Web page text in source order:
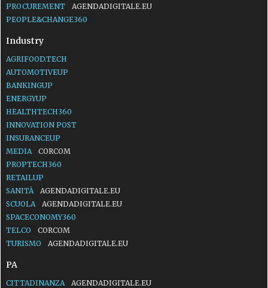
PROCUREMENT
AGENDADIGITALE.EU
PEOPLE&CHANGE360
Industry
AGRIFOOD.TECH
AUTOMOTIVEUP
BANKINGUP
ENERGYUP
HEALTHTECH360
INNOVATION POST
INSURANCEUP
MEDIA
CORCOM
PROPTECH360
RETAILUP
SANITÀ
AGENDADIGITALE.EU
SCUOLA
AGENDADIGITALE.EU
SPACECONOMY360
TELCO
CORCOM
TURISMO
AGENDADIGITALE.EU
PA
CITTADINANZA
AGENDADIGITALE.EU